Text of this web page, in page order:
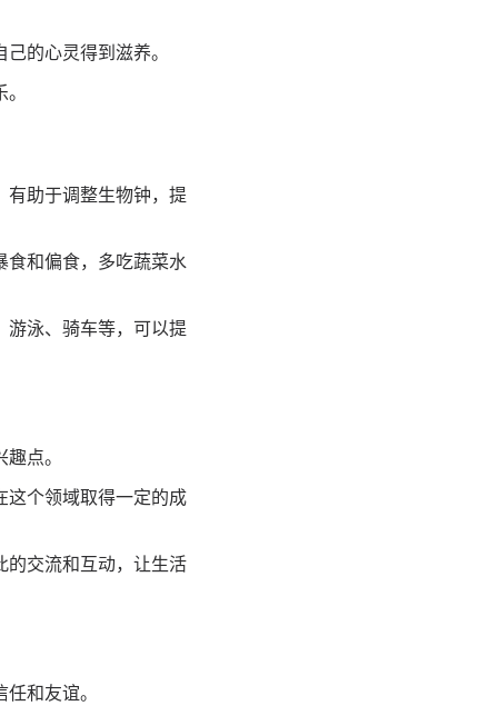
的心灵得到滋养。
有助于调整生物钟，提
食和偏食，多吃蔬菜水
游泳、骑车等，可以提
点。
这个领域取得一定的成
的交流和互动，让生活
和友谊。